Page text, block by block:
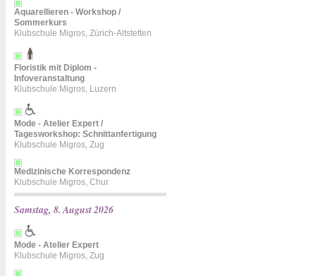
Aquarellieren - Workshop /
Sommerkurs
Klubschule Migros, Zürich-Altstetten
Floristik mit Diplom -
Infoveranstaltung
Klubschule Migros, Luzern
Mode - Atelier Expert /
Tagesworkshop: Schnittanfertigung
Klubschule Migros, Zug
Medizinische Korrespondenz
Klubschule Migros, Chur
Samstag, 8. August 2026
Mode - Atelier Expert
Klubschule Migros, Zug